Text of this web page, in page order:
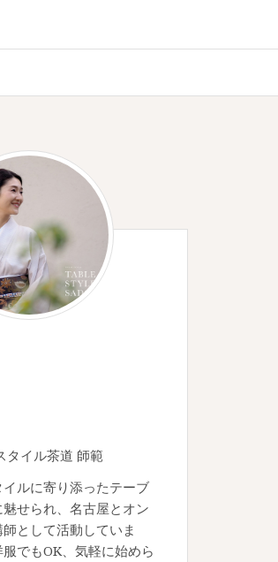
タイル茶道 師範
ルに寄り添ったテーブ
せられ、名古屋とオン
として活動していま
でもOK、気軽に始めら